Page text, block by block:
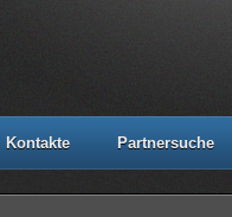
Kontakte Partnersuche